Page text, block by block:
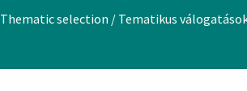
Thematic selection / Tematikus